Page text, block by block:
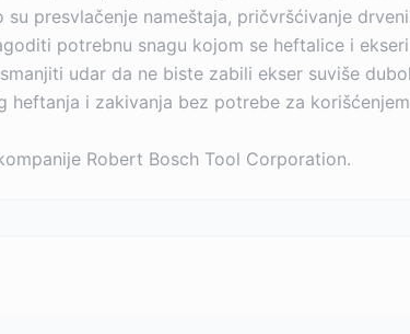
su presvlačenje nameštaja, pričvršćivanje
potrebnu snagu kojom se heftalice i
udar da ne biste zabili ekser suviše
heftanja i zakivanja bez potrebe za
Robert Bosch Tool Corporation.